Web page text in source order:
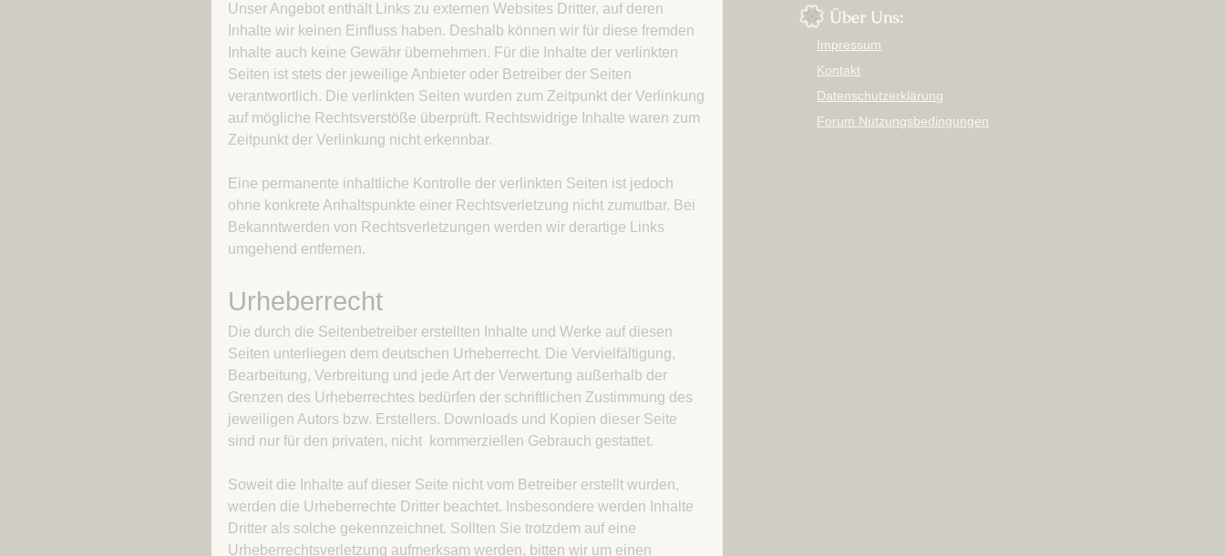
Unser Angebot enthält Links zu externen Websites Dritter, auf deren
Inhalte wir keinen Einfluss haben. Deshalb können wir für diese fremden
Inhalte auch keine Gewähr übernehmen. Für die Inhalte der verlinkten
Seiten ist stets der jeweilige Anbieter oder Betreiber der Seiten
verantwortlich. Die verlinkten Seiten wurden zum Zeitpunkt der Verlinkung
auf mögliche Rechtsverstöße überprüft. Rechtswidrige Inhalte waren zum
Zeitpunkt der Verlinkung nicht erkennbar.
Eine permanente inhaltliche Kontrolle der verlinkten Seiten ist jedoch
ohne konkrete Anhaltspunkte einer Rechtsverletzung nicht zumutbar. Bei
Bekanntwerden von Rechtsverletzungen werden wir derartige Links
umgehend entfernen.
Urheberrecht
Die durch die Seitenbetreiber erstellten Inhalte und Werke auf diesen
Seiten unterliegen dem deutschen Urheberrecht. Die Vervielfältigung,
Bearbeitung, Verbreitung und jede Art der Verwertung außerhalb der
Grenzen des Urheberrechtes bedürfen der schriftlichen Zustimmung des
jeweiligen Autors bzw. Erstellers. Downloads und Kopien dieser Seite
sind nur für den privaten, nicht kommerziellen Gebrauch gestattet.
Soweit die Inhalte auf dieser Seite nicht vom Betreiber erstellt wurden,
werden die Urheberrechte Dritter beachtet. Insbesondere werden Inhalte
Dritter als solche gekennzeichnet. Sollten Sie trotzdem auf eine
Urheberrechtsverletzung aufmerksam werden, bitten wir um einen
Über Uns:
Impressum
Kontakt
Datenschutzerklärung
Forum Nutzungsbedingungen